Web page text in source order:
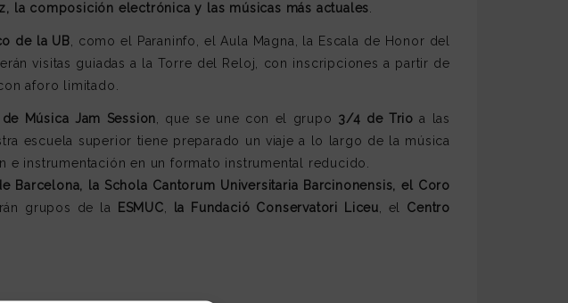
la composición electrónica y las músicas más actuales
de la UB , como el Paraninfo, el Aula Magna, la Escala de Honor del
visitas guiadas a la Torre del Reloj, con inscripciones a partir de
aforo limitado.
Música Jam Session , que se une con el grupo 3/4 de Trioa las
escuela superior tiene preparado un viaje a lo largo de la música
e instrumentación en un formato instrumental reducido.
Barcelona, ​​la Schola Cantorum Universitaria Barcinonensis, el Coro
grupos de la ESMUC la Fundació Conservatori Liceu , el Centro